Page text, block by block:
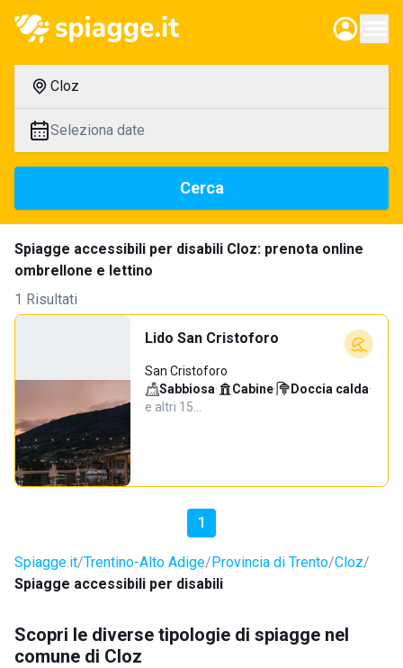
Cloz
Seleziona date
Cerca
Spiagge accessibili per disabili Cloz: prenota online
ombrellone e lettino
1 Risultati
Lido San Cristoforo
San Cristoforo
Sabbiosa· Cabine· Doccia calda·
e altri 15…
1
Spiagge.it Trentino-Alto Adige Provincia di Trento Cloz
Spiagge accessibili per disabili
Scopri le diverse tipologie di spiagge nel
comune di Cloz